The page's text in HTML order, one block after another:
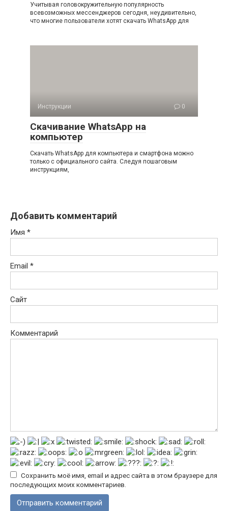
Учитывая головокружительную популярность
всевозможных мессенджеров сегодня, неудивительно,
что многие пользователи хотят скачать WhatsApp для
Инструкции 0
Скачивание WhatsApp на
компьютер
Скачать WhatsApp для компьютера и смартфона можно
только с официального сайта. Следуя пошаговым
инструкциям,
Добавить комментарий
Имя *
Email *
Сайт
Комментарий
Сохранить моё имя, email и адрес сайта в этом браузере для
последующих моих комментариев.